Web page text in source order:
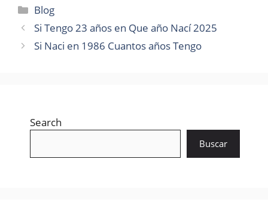
Categories
Blog
Si Tengo 23 años en Que año Nací 2025
Si Naci en 1986 Cuantos años Tengo
Search
Buscar